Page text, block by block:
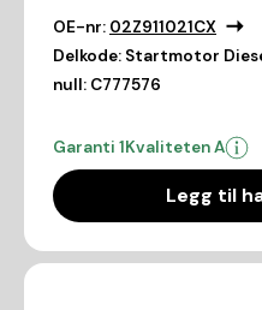
OE-nr: 02Z911021CX
Delkode: Startmotor
null: C777576
Garanti 1Kvaliteten A
Legg til